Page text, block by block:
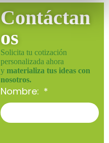
Contáctan
os
Solicita tu cotización
personalizada ahora
y materializa tus ideas con
nosotros.
Nombre: